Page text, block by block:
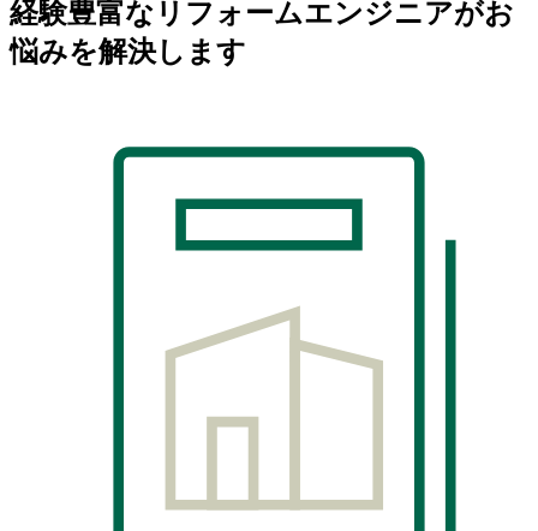
経験豊富なリフォームエンジニアがお
悩みを解決します